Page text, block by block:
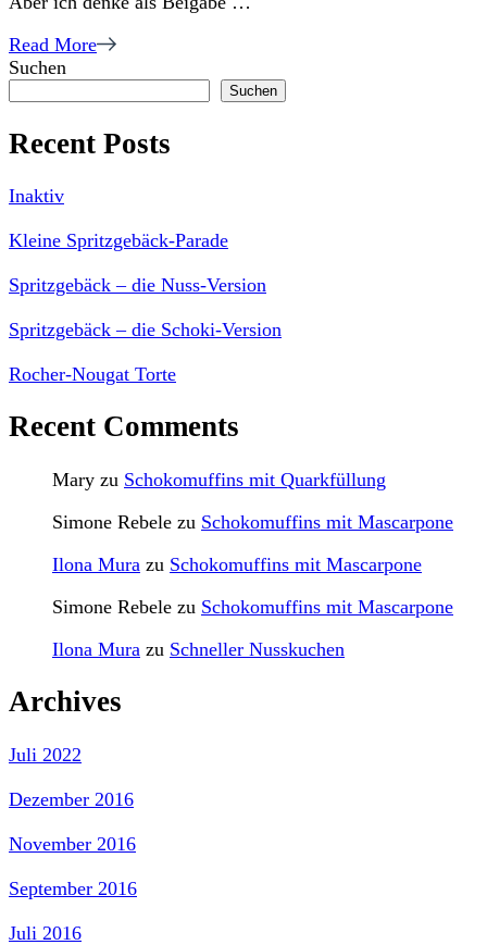
Read More
Suchen
Suchen
Recent Posts
Inaktiv
Kleine Spritzgebäck-Parade
Spritzgebäck – die Nuss-Version
Spritzgebäck – die Schoki-Version
Rocher-Nougat Torte
Recent Comments
Mary zu Schokomuffins mit Quarkfüllung
Simone Rebele zu Schokomuffins mit Mascarpone
Ilona Mura zu Schokomuffins mit Mascarpone
Simone Rebele zu Schokomuffins mit Mascarpone
Ilona Mura zu Schneller Nusskuchen
Archives
Juli 2022
Dezember 2016
November 2016
September 2016
Juli 2016